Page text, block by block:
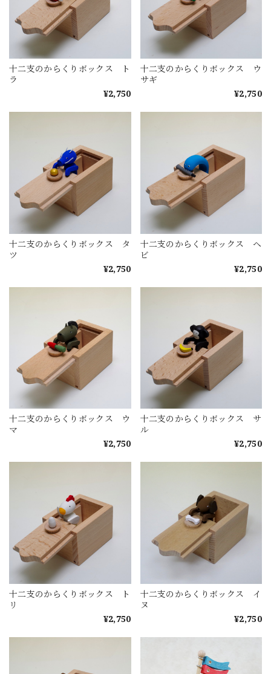
十二支のからくりボックス ト
ラ
¥2,750
十二支のからくりボックス ウ
サギ
¥2,750
十二支のからくりボックス タ
ツ
¥2,750
十二支のからくりボックス ヘ
ビ
¥2,750
十二支のからくりボックス ウ
マ
¥2,750
十二支のからくりボックス サ
ル
¥2,750
十二支のからくりボックス ト
リ
¥2,750
十二支のからくりボックス イ
ヌ
¥2,750